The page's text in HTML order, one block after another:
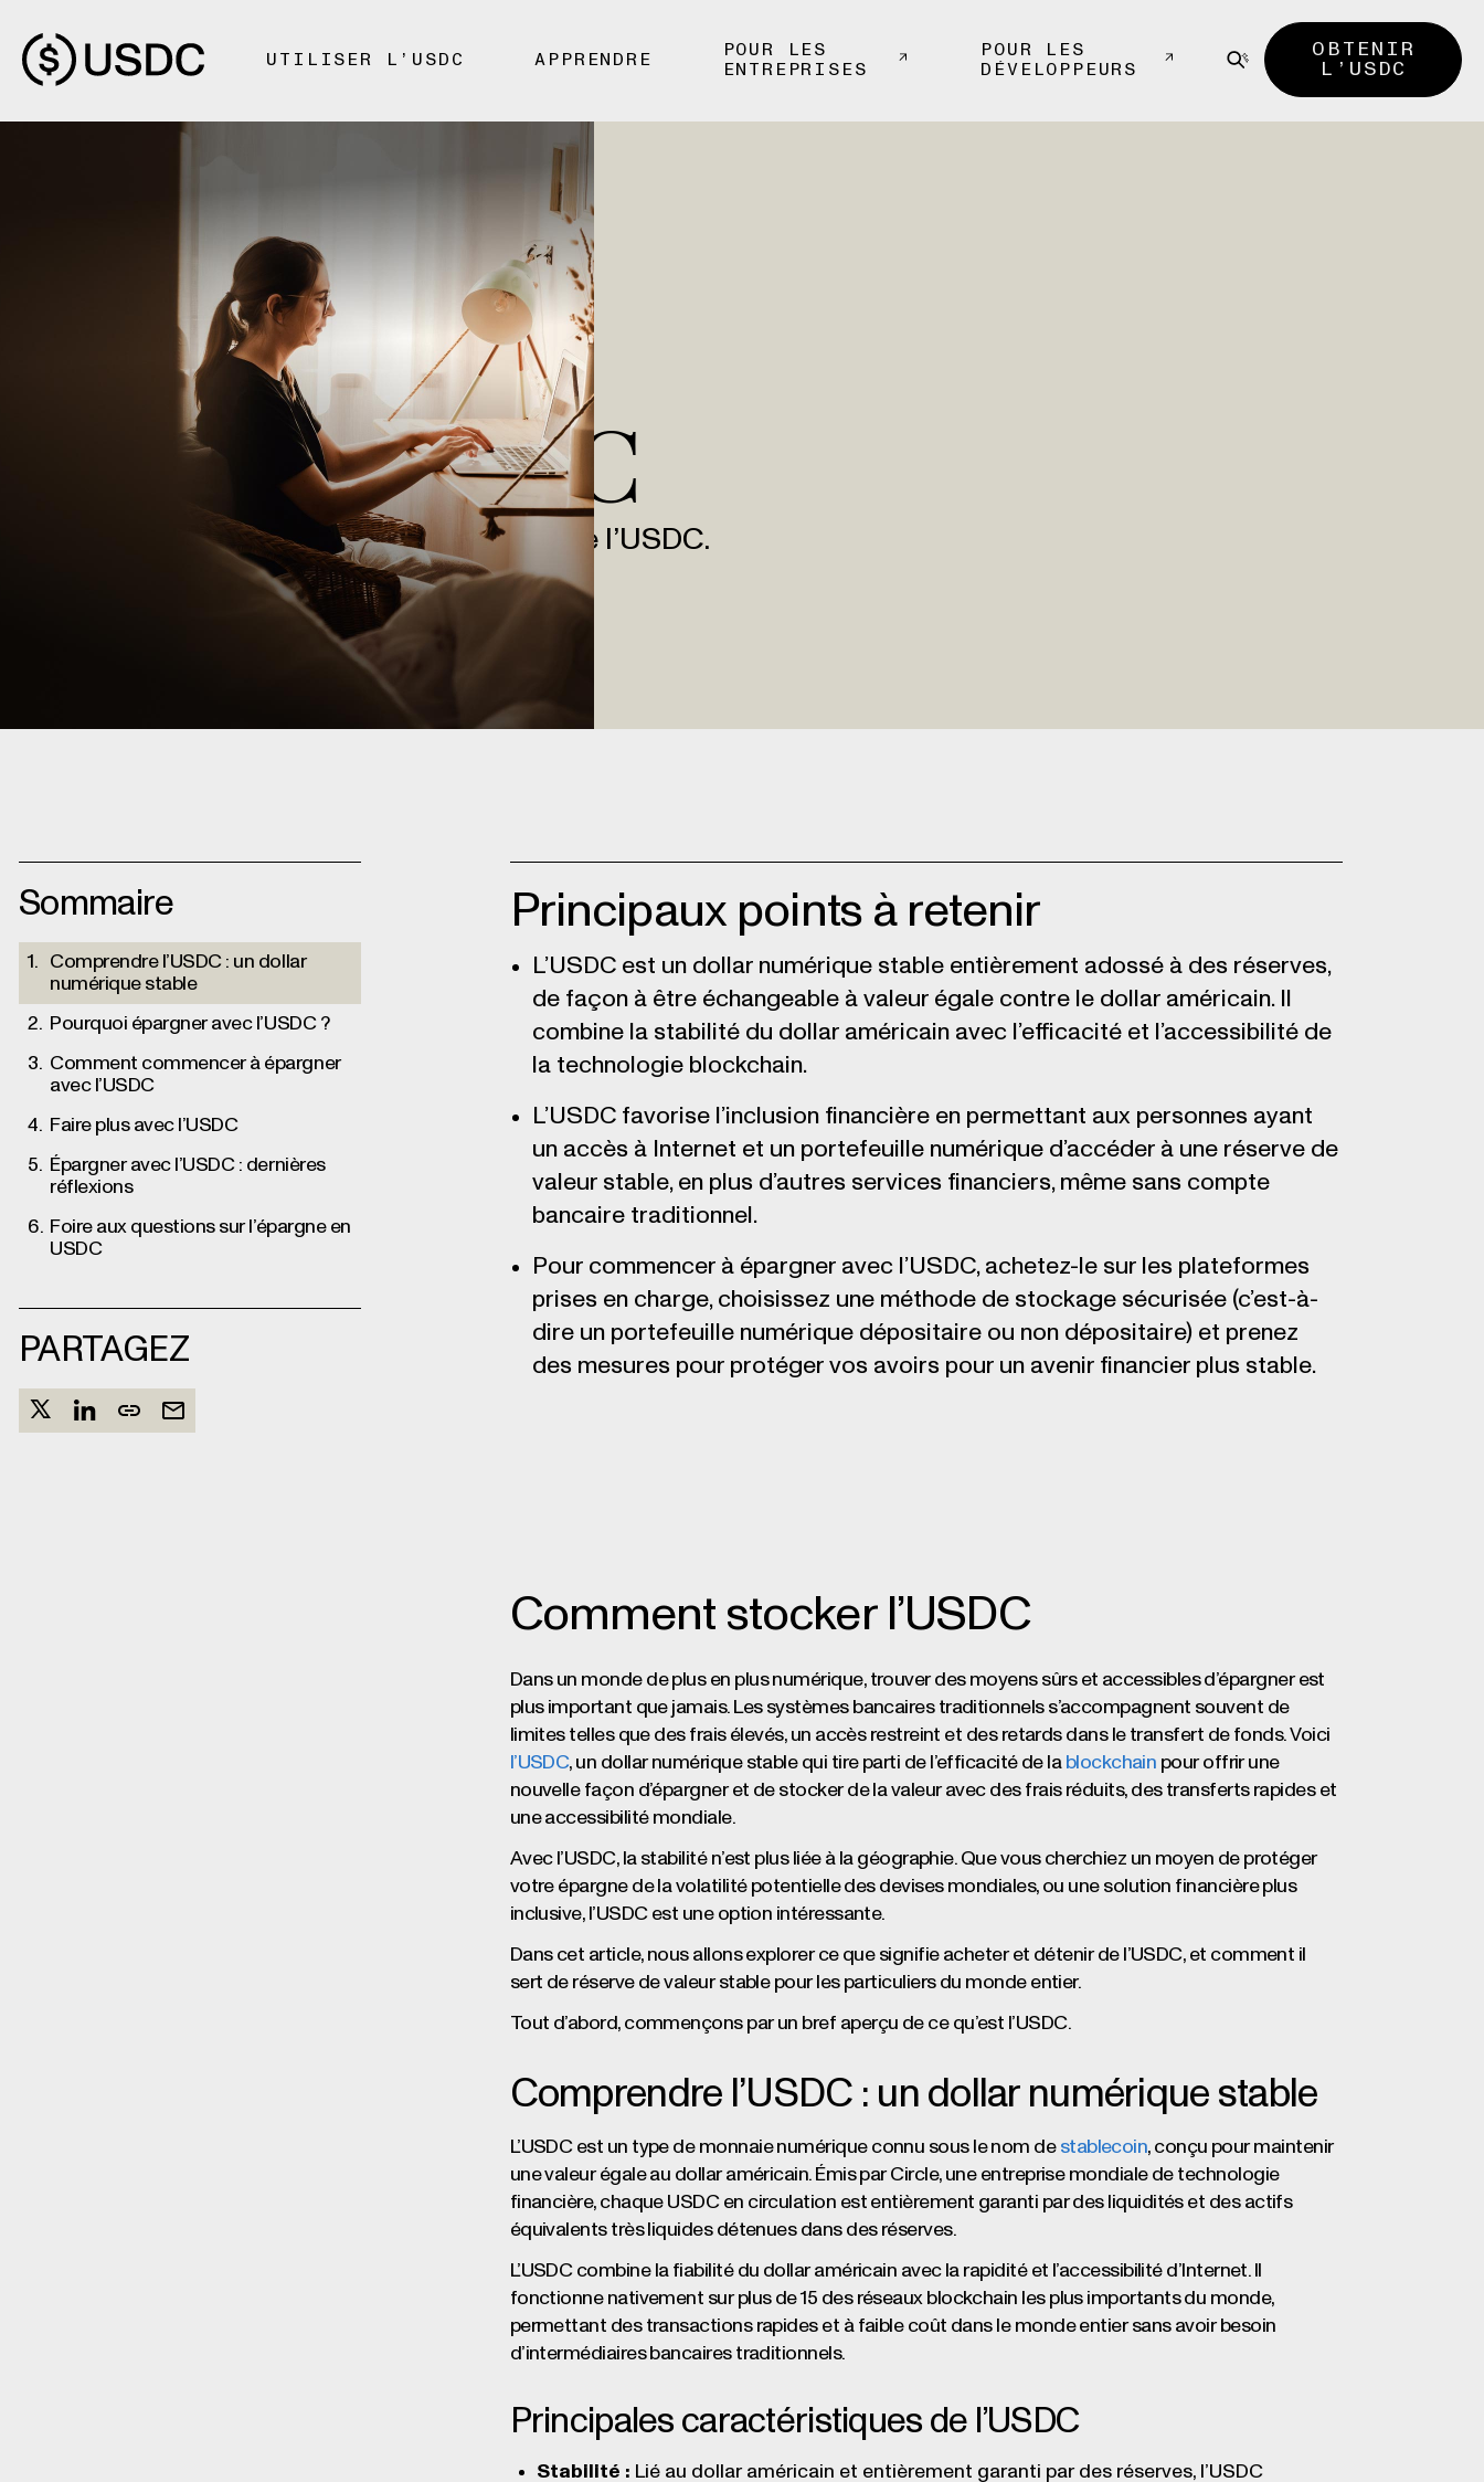
UTILISER L’USDC APPRENDRE
POUR LES
ENTREPRISES
POUR LES
DÉVELOPPEURS
OBTENIR
L’USDC
Comment
stocker l’USDC
Apprenez à acheter, détenir et épargner de l’USDC.
Sommaire
Comprendre l’USDC : un dollar
numérique stable
Pourquoi épargner avec l’USDC ?
Comment commencer à épargner
avec l’USDC
Faire plus avec l’USDC
Épargner avec l’USDC : dernières
réflexions
Foire aux questions sur l’épargne en
USDC
PARTAGEZ
Principaux points à retenir
L’USDC est un dollar numérique stable entièrement adossé à des réserves,
de façon à être échangeable à valeur égale contre le dollar américain. Il
combine la stabilité du dollar américain avec l’efficacité et l’accessibilité de
la technologie blockchain.
L’USDC favorise l’inclusion financière en permettant aux personnes ayant
un accès à Internet et un portefeuille numérique d’accéder à une réserve de
valeur stable, en plus d’autres services financiers, même sans compte
bancaire traditionnel.
Pour commencer à épargner avec l’USDC, achetez-le sur les plateformes
prises en charge, choisissez une méthode de stockage sécurisée (c’est-à-
dire un portefeuille numérique dépositaire ou non dépositaire) et prenez
des mesures pour protéger vos avoirs pour un avenir financier plus stable.
Comment stocker l’USDC
Dans un monde de plus en plus numérique, trouver des moyens sûrs et accessibles d’épargner est
plus important que jamais. Les systèmes bancaires traditionnels s’accompagnent souvent de
limites telles que des frais élevés, un accès restreint et des retards dans le transfert de fonds. Voici
l’USDC, un dollar numérique stable qui tire parti de l’efficacité de la blockchain pour offrir une
nouvelle façon d’épargner et de stocker de la valeur avec des frais réduits, des transferts rapides et
une accessibilité mondiale.
Avec l’USDC, la stabilité n’est plus liée à la géographie. Que vous cherchiez un moyen de protéger
votre épargne de la volatilité potentielle des devises mondiales, ou une solution financière plus
inclusive, l’USDC est une option intéressante.
Dans cet article, nous allons explorer ce que signifie acheter et détenir de l’USDC, et comment il
sert de réserve de valeur stable pour les particuliers du monde entier.
Tout d’abord, commençons par un bref aperçu de ce qu’est l’USDC.
Comprendre l’USDC : un dollar numérique stable
L’USDC est un type de monnaie numérique connu sous le nom de stablecoin, conçu pour maintenir
une valeur égale au dollar américain. Émis par Circle, une entreprise mondiale de technologie
financière, chaque USDC en circulation est entièrement garanti par des liquidités et des actifs
équivalents très liquides détenues dans des réserves.
L’USDC combine la fiabilité du dollar américain avec la rapidité et l’accessibilité d’Internet. Il
fonctionne nativement sur plus de 15 des réseaux blockchain les plus importants du monde,
permettant des transactions rapides et à faible coût dans le monde entier sans avoir besoin
d’intermédiaires bancaires traditionnels.
Principales caractéristiques de l’USDC
Stabilité : Lié au dollar américain et entièrement garanti par des réserves, l’USDC